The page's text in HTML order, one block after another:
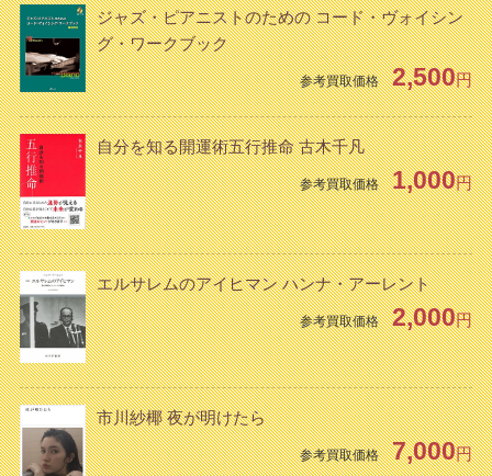
ジャズ・ピアニストのための コード・ヴォイシン
グ・ワークブック
参考買取価格 2,500円
自分を知る開運術五行推命 古木千凡
参考買取価格 1,000円
エルサレムのアイヒマン ハンナ・アーレント
参考買取価格 2,000円
市川紗椰 夜が明けたら
参考買取価格 7,000円